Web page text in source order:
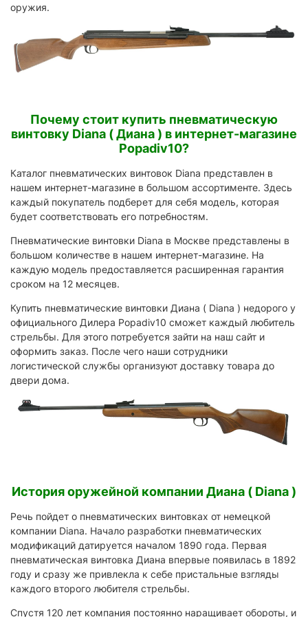
оружия.
Почему стоит купить пневматическую
винтовку Diana ( Диана ) в интернет-магазине
Popadiv10?
Каталог пневматических винтовок Diana представлен в
нашем интернет-магазине в большом ассортименте. Здесь
каждый покупатель подберет для себя модель, которая
будет соответствовать его потребностям.
Пневматические винтовки Diana в Москве представлены в
большом количестве в нашем интернет-магазине. На
каждую модель предоставляется расширенная гарантия
сроком на 12 месяцев.
Купить пневматические винтовки Диана ( Diana ) недорого у
официального Дилера Popadiv10 сможет каждый любитель
стрельбы. Для этого потребуется зайти на наш сайт и
оформить заказ. После чего наши сотрудники
логистической службы организуют доставку товара до
двери дома.
История оружейной компании Диана ( Diana )
Речь пойдет о пневматических винтовках от немецкой
компании Diana. Начало разработки пневматических
модификаций датируется началом 1890 года. Первая
пневматическая винтовка Диана впервые появилась в 1892
году и сразу же привлекла к себе пристальные взгляды
каждого второго любителя стрельбы.
Спустя 120 лет компания постоянно наращивает обороты, и